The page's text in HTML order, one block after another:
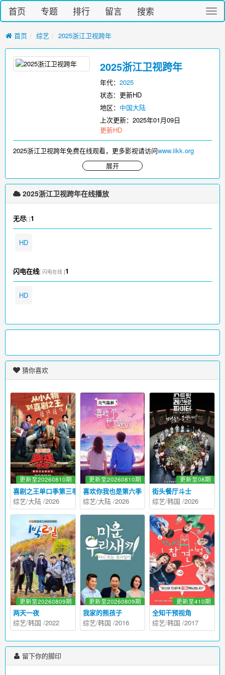
切
换
首页 专题 排行 留言 搜索
首页 综艺 2025浙江卫视跨年
2025浙江卫视跨年
年代：2025
状态：更新HD
地区： 中国大陆
上次更新：2025年01月09日
更新HD
展开
2025浙江卫视跨年免费在线观看，更多影视请访问www.iikk.org
2025浙江卫视跨年在线播放
无尽[ ]1
HD
闪电在线[ 闪电在线 ]1
HD
猜你喜欢
喜剧之王单口季第三季
更新至20260810期
综艺/大陆 /2026
喜欢你我也是第六季
更新至20260810期
综艺/大陆/2026
街头餐厅斗士
更新至08期
综艺/韩国 /2026
两天一夜
更新至20260809期
综艺/韩国 /2022
我家的熊孩子
更新至20260809期
综艺/韩国 /2016
全知干预视角
更新至410期
综艺/韩国 /2017
留下你的脚印